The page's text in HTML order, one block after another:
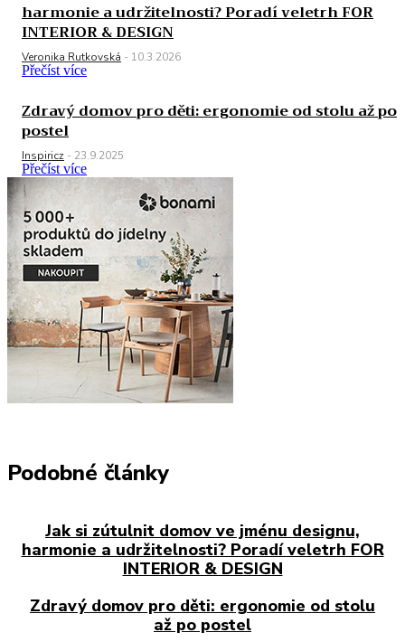
harmonie a udržitelnosti? Poradí veletrh FOR
INTERIOR & DESIGN
Veronika Rutkovská - 10.3.2026
Přečíst více
Zdravý domov pro děti: ergonomie od stolu až po
postel
Inspiricz - 23.9.2025
Přečíst více
Podobné články
Jak si zútulnit domov ve jménu designu,
harmonie a udržitelnosti? Poradí veletrh FOR
INTERIOR & DESIGN
Zdravý domov pro děti: ergonomie od stolu
až po postel